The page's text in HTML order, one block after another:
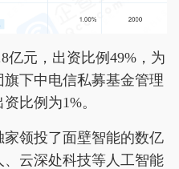
亿元，出资比例49%，为
下中电信私募基金管理
比例为1%。
领投了面壁智能的数亿
云深处科技等人工智能